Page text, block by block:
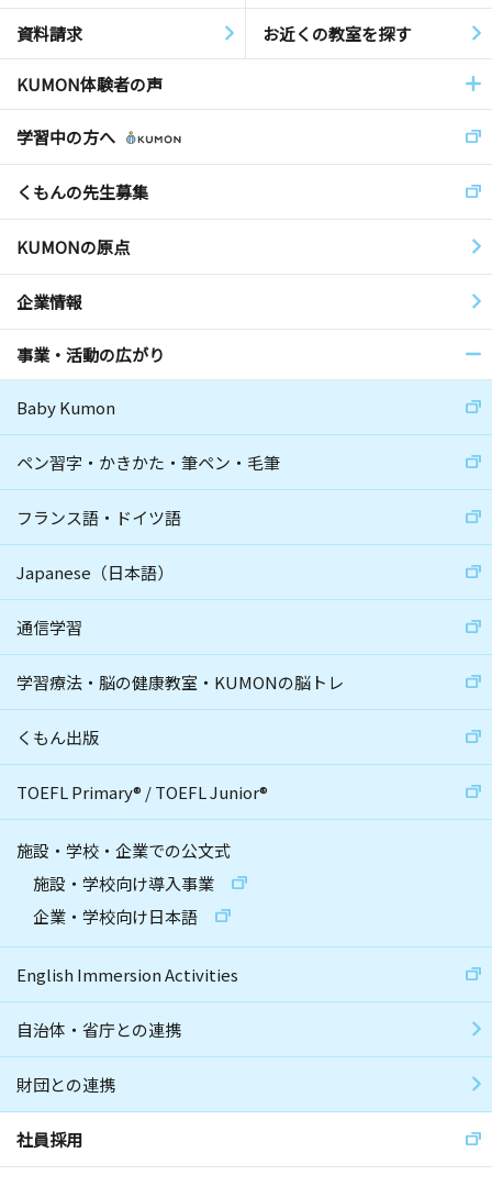
資料請求 お近くの教室を探す
KUMON体験者の声
学習中の方へ
くもんの先生募集
KUMONの原点
企業情報
事業・活動の広がり
Baby Kumon
ペン習字・かきかた・筆ペン・毛筆
フランス語・ドイツ語
Japanese（日本語）
通信学習
学習療法・脳の健康教室・KUMONの脳トレ
くもん出版
TOEFL Primary® /TOEFL Junior®
施設・学校・企業での公文式
施設・学校向け導入事業
企業・学校向け日本語
English Immersion Activities
自治体・省庁との連携
財団との連携
社員採用